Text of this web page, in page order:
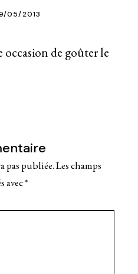
05/2013
de goûter le
pas publiée.Les champs
avec*